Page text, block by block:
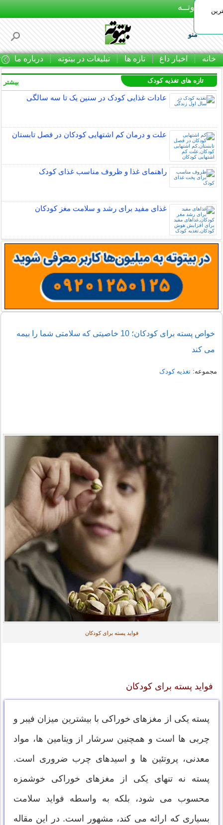
بـیتوتــه
منو
خانه اخبار داغ تازه ها تبلیغات در بیتوته درباره ما
تازه های تغذیه کودک
عادات غذایی کودک در سنین یک تا سه سالگی
علت و درمان کم اشتهایی کودکان در فصل تابستان
راهنمای غذا و ظروف مناسب غذای کودک
غذای مفید برای رشد و سلامت مغز کودکان
بیشتر
خواص پسته برای کودکان؛ 10 خاصیتی که سلامتی شما را بیمه
می کند
مجموعه:تغذیه کودک
فواید پسته برای کودکان
فواید پسته برای کودکان
پسته یکی از مغزهای خوراکی با بیشترین میزان فیبر و
چربی ها است و همچنین سرشار از ویتامین ها، مواد
معدنی، پروتئین ها و اسیدهای چرب ضروری است.
پسته نه تنهای یکی از مغزهای خوراکی خوشمزه
محسوب می شود، بلکه به واسطه فواید سلامت
بسیاری که ارائه می کند، مشهور است. در این مقاله